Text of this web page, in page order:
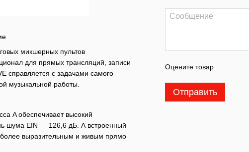
микшерных пультов
для прямых трансляций, записи
справляется с задачами самого
музыкальной работы.
A обеспечивает высокий
шума EIN — 126,6 дБ. А встроенный
более выразительным и живым прямо
Оцените товар
Отправить